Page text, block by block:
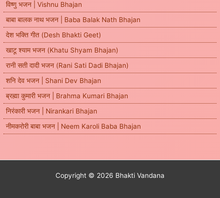
विष्णु भजन | Vishnu Bhajan
बाबा बालक नाथ भजन | Baba Balak Nath Bhajan
देश भक्ति गीत (Desh Bhakti Geet)
खाटू श्याम भजन (Khatu Shyam Bhajan)
रानी सती दादी भजन (Rani Sati Dadi Bhajan)
शनि देव भजन | Shani Dev Bhajan
ब्रह्मा कुमारी भजन | Brahma Kumari Bhajan
निरंकारी भजन | Nirankari Bhajan
नीमकरोरी बाबा भजन | Neem Karoli Baba Bhajan
Copyright © 2026 Bhakti Vandana